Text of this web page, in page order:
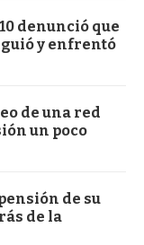
denunció que
y enfrentó
de una red
un poco
de su
de la